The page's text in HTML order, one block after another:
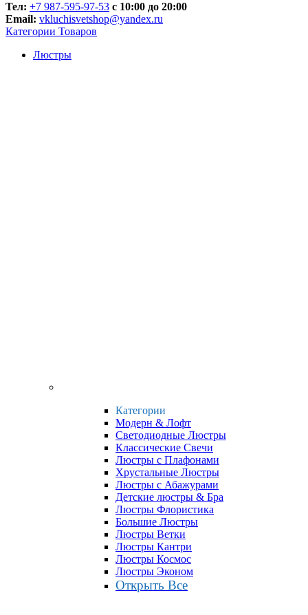
Тел: +7 987-595-97-53 с 10:00 до 20:00
Email: vkluchisvetshop@yandex.ru
Категории Товаров
Люстры
Категории
Модерн & Лофт
Светодиодные Люстры
Классические Свечи
Люстры с Плафонами
Хрустальные Люстры
Люстры с Абажурами
Детские люстры & Бра
Люстры Флористика
Большие Люстры
Люстры Ветки
Люстры Кантри
Люстры Космос
Люстры Эконом
Открыть Все